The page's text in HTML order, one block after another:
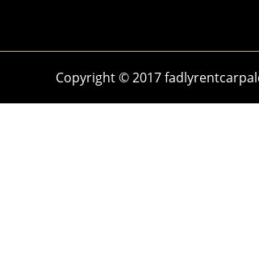
Copyright © 2017